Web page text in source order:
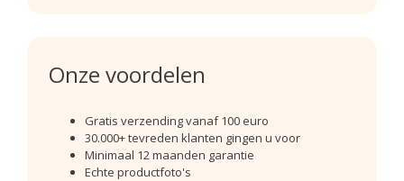
Onze voordelen
Gratis verzending vanaf 100 euro
30.000+ tevreden klanten gingen u voor
Minimaal 12 maanden garantie
Echte productfoto's